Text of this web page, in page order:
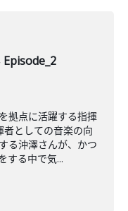
拠点に活躍する指揮
としての音楽の向
る沖澤さんが、かつ
する中で気...